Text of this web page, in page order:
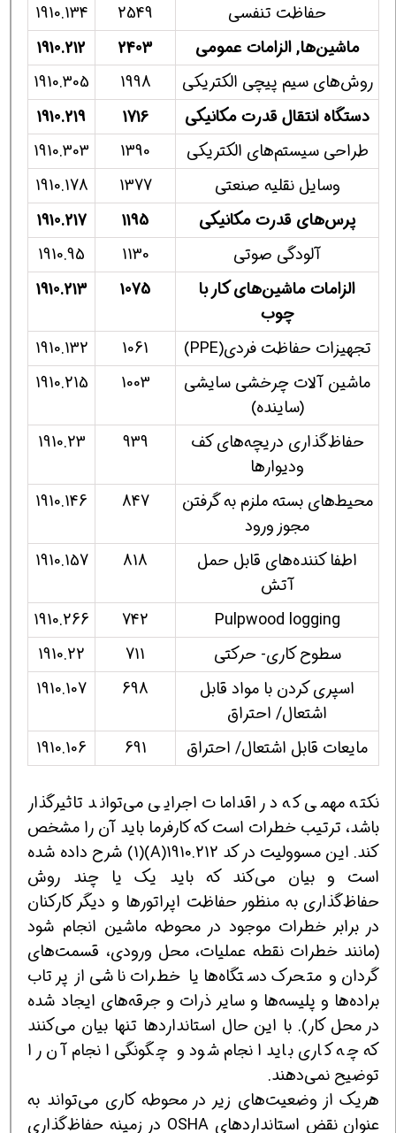
حفاظت تنفسی
2549
1910.134
ماشین‌ها, الزامات عمومی
2403
1910.212
روش‌های سیم پیچی الكتریكی
1998
1910.305
دستگاه انتقال قدرت مكانیكی
1716
1910.219
طراحی سیستم‌های الكتریكی
1390
1910.303
وسایل نقلیه صنعتی
1377
1910.178
پرس‌های قدرت مكانیكی
1195
1910.217
آلودگی صوتی
1130
1910.95
الزامات ماشین‌های كار با
چوب
1075
1910.213
تجهیزات حفاظت فردی(PPE) 1061
1910.132
ماشین آلات چرخشی سایشی
(ساینده)
1003
1910.215
حفاظ‌گذاری دریچه‌های كف
ودیوارها
939
1910.23
محیط‌های بسته ملزم به گرفتن
مجوز ورود
847
1910.146
اطفا كننده‌های قابل حمل
آتش
818
1910.157
Pulpwood logging
742
1910.266
سطوح كاری- حركتی
711
1910.22
اسپری كردن با مواد قابل
اشتعال/ احتراق
698
1910.107
مایعات قابل اشتعال/ احتراق 691
1910.106
نكته مهمی كه در اقدامات اجرایی می‌تواند تاثیرگذار
باشد، ترتیب خطرات است كه كارفرما باید آن را مشخص
كند. این مسوولیت در كد 1910.212(A)(1) شرح داده شده
است و بیان می‌كند كه باید یك یا چند روش
حفاظ‌گذاری به منظور حفاظت اپراتورها و دیگر كاركنان
در برابر خطرات موجود در محوطه ماشین انجام شود
(مانند خطرات نقطه عملیات، محل ورودی، قسمت‌های
گردان و متحرك دستگاه‌ها یا خطرات ناشی از پرتاب
براده‌ها و پلیسه‌ها و سایر ذرات و جرقه‌های ایجاد شده
در محل كار). با این حال استانداردها تنها بیان می‌كنند
كه چه كاری باید انجام شود و چگونگی انجام آن را
توضیح نمی‌دهند.
هریك از وضعیت‌های زیر در محوطه كاری می‌تواند به
عنوان نقض استانداردهای OSHA در زمینه حفاظ‌گذاری